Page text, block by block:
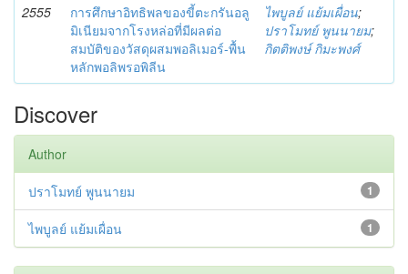
2555
การศึกษาอิทธิพลของขี้ตะกรันอลู
มิเนียมจากโรงหล่อที่มีผลต่อ
สมบัติของวัสดุผสมพอลิเมอร์-พื้น
หลักพอลิพรอพิลีน
ไพบูลย์ แย้มเผื่อน;
ปราโมทย์ พูนนายม;
กิตติพงษ์ กิมะพงศ์
Discover
Author
1
ปราโมทย์ พูนนายม
1
ไพบูลย์ แย้มเผื่อน